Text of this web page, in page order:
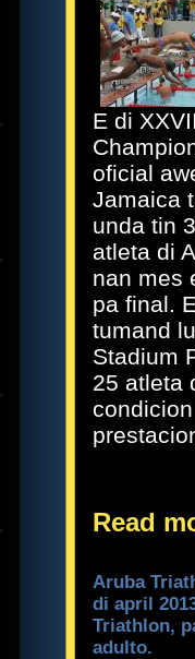
E di
oficial
Jamaica
unda tin
atleta di
nan mes
pa final.
tumand
Stadium
25 atleta
Read
Aruba
di april
Triathlon,
adulto.